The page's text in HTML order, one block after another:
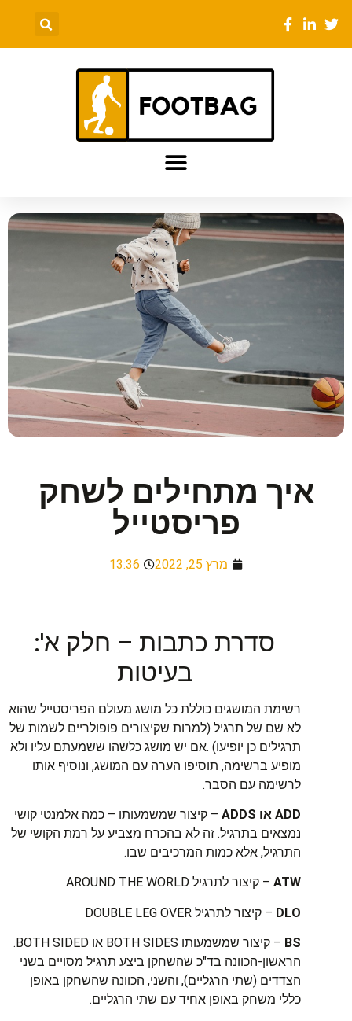
איך מתחילים לשחק
פריסטייל
מרץ 25, 2022 13:36
סדרת כתבות – חלק א':
בעיטות
רשימת המושגים כוללת כל מושג מעולם הפריסטייל שהוא
לא שם של תרגיל (למרות שקיצורים פופולריים לשמות של
תרגילים כן יופיעו) .אם יש מושג כלשהו ששמעתם עליו ולא
מופיע ברשימה, תוסיפו הערה עם המושג, ונוסיף אותו
לרשימה עם הסבר.
ADD או ADDS
– קיצור שמשמעותו – כמה אלמנטי קושי
נמצאים בתרגיל. זה לא בהכרח מצביע על רמת הקושי של
התרגיל, אלא כמות המרכיבים שבו.
ATW – קיצור לתרגיל AROUND THE WORLD
DLO – קיצור לתרגיל DOUBLE LEG OVER
BS
– קיצור שמשמעותו BOTH SIDES או BOTH SIDED.
הראשון-הכוונה בד"כ שהשחקן ביצע תרגיל מסויים בשני
הצדדים (שתי הרגליים), והשני, הכוונה שהשחקן באופן
כללי משחק באופן אחיד עם שתי הרגליים.